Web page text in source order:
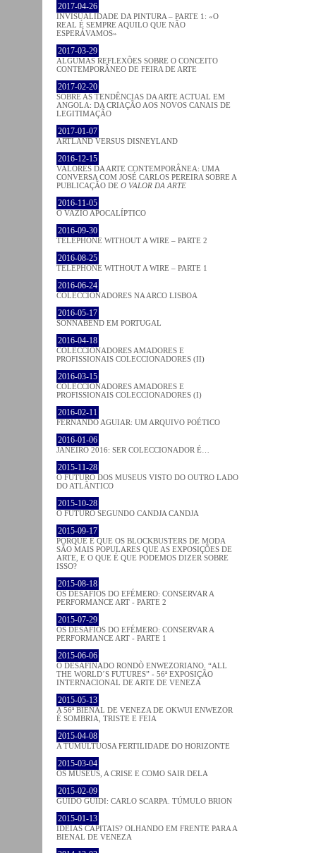
2017-04-26
INVISUALIDADE DA PINTURA – PARTE 1: «O
REAL É SEMPRE AQUILO QUE NÃO
ESPERÁVAMOS»
2017-03-29
ALGUMAS REFLEXÕES SOBRE O CONCEITO
CONTEMPORÂNEO DE FEIRA DE ARTE
2017-02-20
SOBRE AS TENDÊNCIAS DA ARTE ACTUAL EM
ANGOLA: DA CRIAÇÃO AOS NOVOS CANAIS DE
LEGITIMAÇÃO
2017-01-07
ARTLAND VERSUS DISNEYLAND
2016-12-15
VALORES DA ARTE CONTEMPORÂNEA: UMA
CONVERSA COM JOSÉ CARLOS PEREIRA SOBRE A
PUBLICAÇÃO DE O VALOR DA ARTE
2016-11-05
O VAZIO APOCALÍPTICO
2016-09-30
TELEPHONE WITHOUT A WIRE – PARTE 2
2016-08-25
TELEPHONE WITHOUT A WIRE – PARTE 1
2016-06-24
COLECCIONADORES NA ARCO LISBOA
2016-05-17
SONNABEND EM PORTUGAL
2016-04-18
COLECCIONADORES AMADORES E
PROFISSIONAIS COLECCIONADORES (II)
2016-03-15
COLECCIONADORES AMADORES E
PROFISSIONAIS COLECCIONADORES (I)
2016-02-11
FERNANDO AGUIAR: UM ARQUIVO POÉTICO
2016-01-06
JANEIRO 2016: SER COLECCIONADOR É…
2015-11-28
O FUTURO DOS MUSEUS VISTO DO OUTRO LADO
DO ATLÂNTICO
2015-10-28
O FUTURO SEGUNDO CANDJA CANDJA
2015-09-17
PORQUE É QUE OS BLOCKBUSTERS DE MODA
SÃO MAIS POPULARES QUE AS EXPOSIÇÕES DE
ARTE, E O QUE É QUE PODEMOS DIZER SOBRE
ISSO?
2015-08-18
OS DESAFIOS DO EFÉMERO: CONSERVAR A
PERFORMANCE ART - PARTE 2
2015-07-29
OS DESAFIOS DO EFÉMERO: CONSERVAR A
PERFORMANCE ART - PARTE 1
2015-06-06
O DESAFINADO RONDÒ ENWEZORIANO. “ALL
THE WORLD´S FUTURES” - 56ª EXPOSIÇÃO
INTERNACIONAL DE ARTE DE VENEZA
2015-05-13
A 56ª BIENAL DE VENEZA DE OKWUI ENWEZOR
É SOMBRIA, TRISTE E FEIA
2015-04-08
A TUMULTUOSA FERTILIDADE DO HORIZONTE
2015-03-04
OS MUSEUS, A CRISE E COMO SAIR DELA
2015-02-09
GUIDO GUIDI: CARLO SCARPA. TÚMULO BRION
2015-01-13
IDEIAS CAPITAIS? OLHANDO EM FRENTE PARA A
BIENAL DE VENEZA